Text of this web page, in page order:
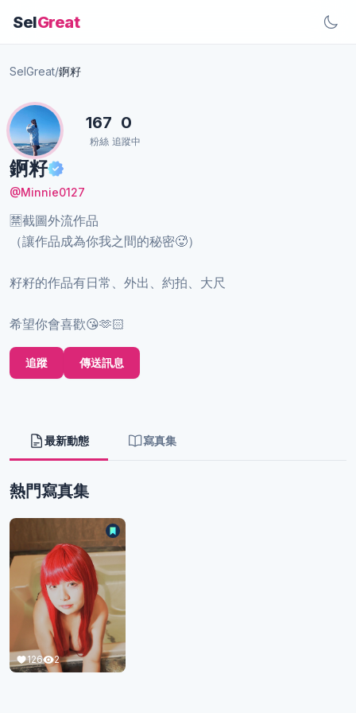
SelGreat
SelGreat/錒籽
錒籽
@Minnie0127
🈲️截圖外流作品
（讓作品成為你我之間的秘密🥵）
籽籽的作品有日常、外出、約拍、大尺
希望你會喜歡😘🫶🏻
167
粉絲
0
追蹤中
追蹤 傳送訊息
最新動態 寫真集
熱門寫真集
126 2